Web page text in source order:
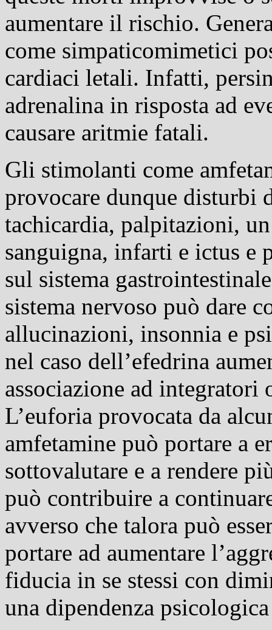
aumentare il rischio.
come simpaticomimetici
cardiaci letali. Infatti,
adrenalina in risposta ad
causare aritmie fatali.
Gli stimolanti come
provocare dunque disturbi
tachicardia, palpitazioni,
sanguigna, infarti e ictus e
sul sistema
sistema nervoso può dare
allucinazioni, insonnia e
nel caso dell’efedrina
associazione ad
L’euforia provocata da
amfetamine può portare a
sottovalutare e a rendere
può contribuire a
avverso che talora può
portare ad aumentare
fiducia in se stessi con
una dipendenza